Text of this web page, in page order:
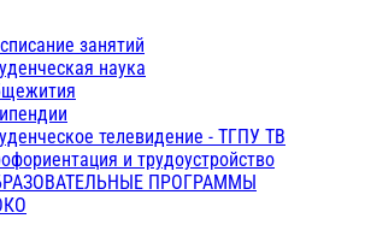
занятий
наука
телевидение - ТГПУ ТВ
и трудоустройство
ПРОГРАММЫ